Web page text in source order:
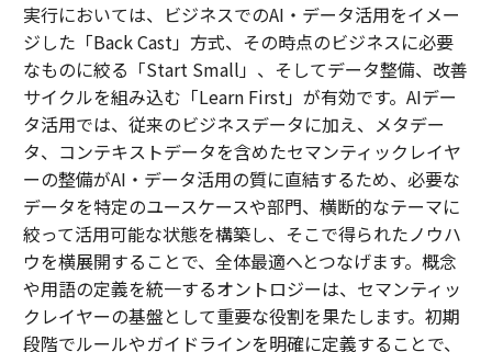
実行においては、ビジネスでのAI・データ活用をイメー
ジした「Back Cast」方式、その時点のビジネスに必要
なものに絞る「Start Small」、そしてデータ整備、改善
サイクルを組み込む「Learn First」が有効です。AIデー
タ活用では、従来のビジネスデータに加え、メタデー
タ、コンテキストデータを含めたセマンティックレイヤ
ーの整備がAI・データ活用の質に直結するため、必要な
データを特定のユースケースや部門、横断的なテーマに
絞って活用可能な状態を構築し、そこで得られたノウハ
ウを横展開することで、全体最適へとつなげます。概念
や用語の定義を統一するオントロジーは、セマンティッ
クレイヤーの基盤として重要な役割を果たします。初期
段階でルールやガイドラインを明確に定義することで、